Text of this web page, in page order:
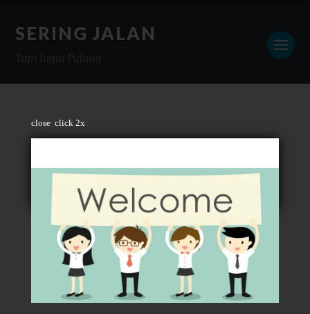
close click 2x
SERING JALAN